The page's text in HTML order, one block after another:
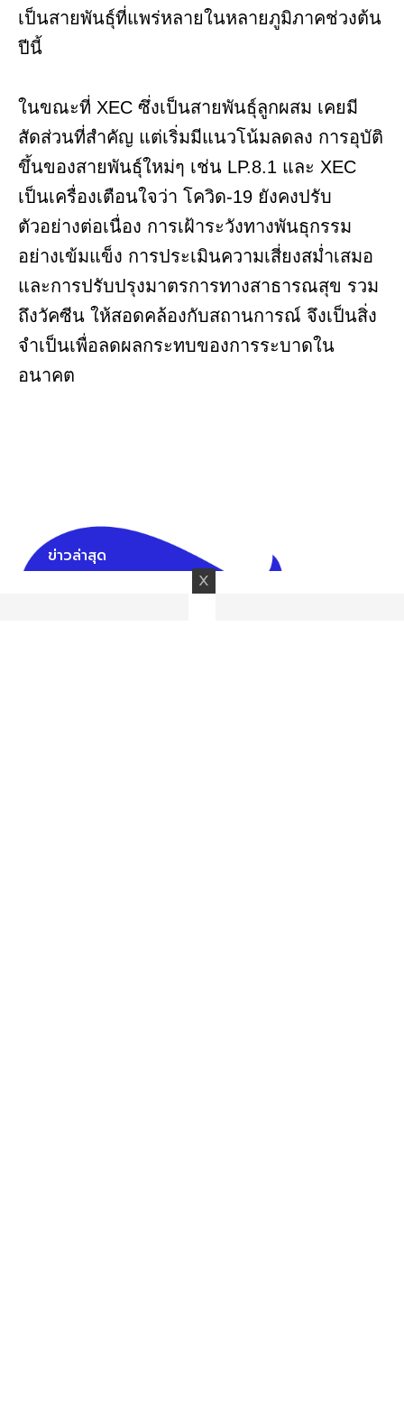
เป็นสายพันธุ์ที่แพร่หลายในหลายภูมิภาคช่วงต้น
ปีนี้
ในขณะที่ XEC ซึ่งเป็นสายพันธุ์ลูกผสม เคยมี
สัดส่วนที่สำคัญ แต่เริ่มมีแนวโน้มลดลง การอุบัติ
ขึ้นของสายพันธุ์ใหม่ๆ เช่น LP.8.1 และ XEC
เป็นเครื่องเตือนใจว่า โควิด-19 ยังคงปรับ
ตัวอย่างต่อเนื่อง การเฝ้าระวังทางพันธุกรรม
อย่างเข้มแข็ง การประเมินความเสี่ยงสม่ำเสมอ
และการปรับปรุงมาตรการทางสาธารณสุข รวม
ถึงวัคซีน ให้สอดคล้องกับสถานการณ์ จึงเป็นสิ่ง
จำเป็นเพื่อลดผลกระทบของการระบาดใน
อนาคต
ข่าวล่าสุด